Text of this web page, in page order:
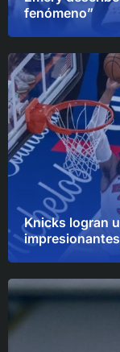
fenómeno”
Knicks logran